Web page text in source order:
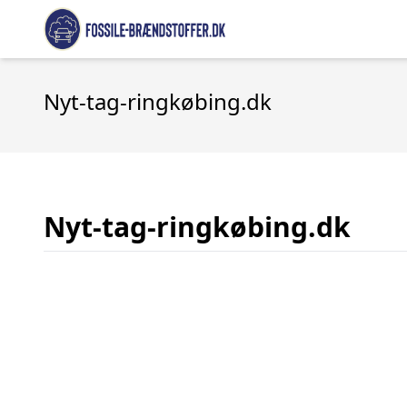
Nyt-tag-ringkøbing.dk
Nyt-tag-ringkøbing.dk